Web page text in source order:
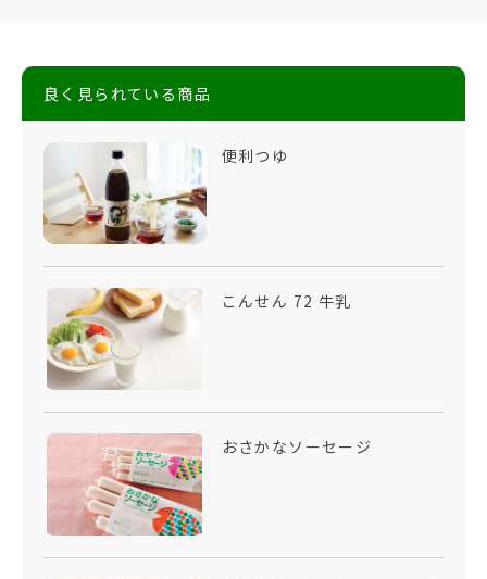
良く見られている商品
便利つゆ
こんせん 72 牛乳
おさかなソーセージ